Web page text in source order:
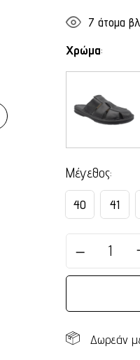
7 άτομα
Χρώμα:
Μέγεθος
40 41
Δωρεάν